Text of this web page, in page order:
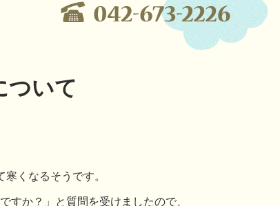
ついて
くなるそうです。
すか？」と質問を受けましたので、